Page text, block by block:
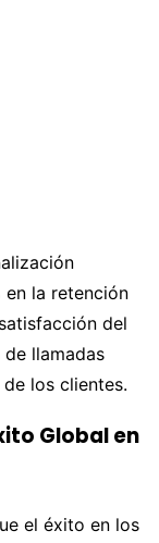
en la retención
del
llamadas
los clientes.
Global en
el éxito en los